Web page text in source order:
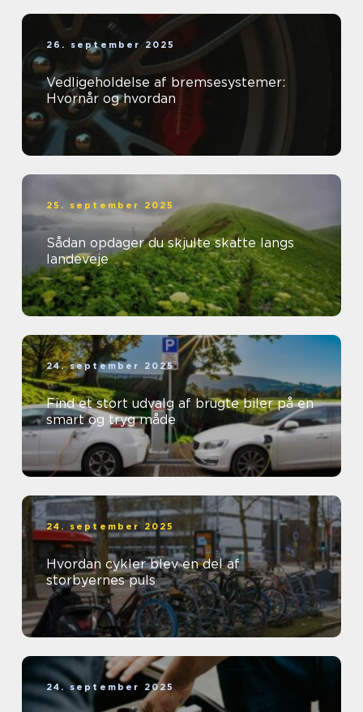
26. september 2025
Vedligeholdelse af bremsesystemer:
Hvornår og hvordan
25. september 2025
Sådan opdager du skjulte skatte langs
landeveje
24. september 2025
Find et stort udvalg af brugte biler på en
smart og tryg måde
24. september 2025
Hvordan cykler blev en del af
storbyernes puls
24. september 2025